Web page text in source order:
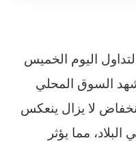
اليوم الخميس
2026، حيث شهد السوق المحلي
لا يزال ينعكس
مما يؤثر